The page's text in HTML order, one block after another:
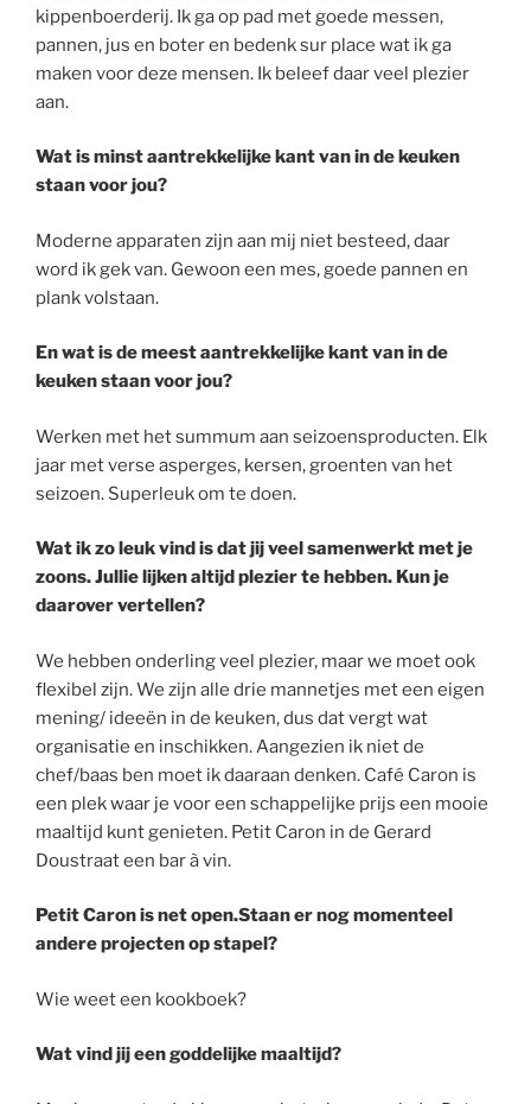
kippenboerderij. Ik ga op pad met goede messen,
pannen, jus en boter en bedenk sur place wat ik ga
maken voor deze mensen. Ik beleef daar veel plezier
aan.
Wat is minst aantrekkelijke kant van in de keuken
staan voor jou?
Moderne apparaten zijn aan mij niet besteed, daar
word ik gek van. Gewoon een mes, goede pannen en
plank volstaan.
En wat is de meest aantrekkelijke kant van in de
keuken staan voor jou?
Werken met het summum aan seizoensproducten. Elk
jaar met verse asperges, kersen, groenten van het
seizoen. Superleuk om te doen.
Wat ik zo leuk vind is dat jij veel samenwerkt met je
zoons. Jullie lijken altijd plezier te hebben. Kun je
daarover vertellen?
We hebben onderling veel plezier, maar we moet ook
flexibel zijn. We zijn alle drie mannetjes met een eigen
mening/ ideeën in de keuken, dus dat vergt wat
organisatie en inschikken. Aangezien ik niet de
chef/baas ben moet ik daaraan denken. Café Caron is
een plek waar je voor een schappelijke prijs een mooie
maaltijd kunt genieten. Petit Caron in de Gerard
Doustraat een bar à vin.
Petit Caron is net open.Staan er nog momenteel
andere projecten op stapel?
Wie weet een kookboek?
Wat vind jij een goddelijke maaltijd?